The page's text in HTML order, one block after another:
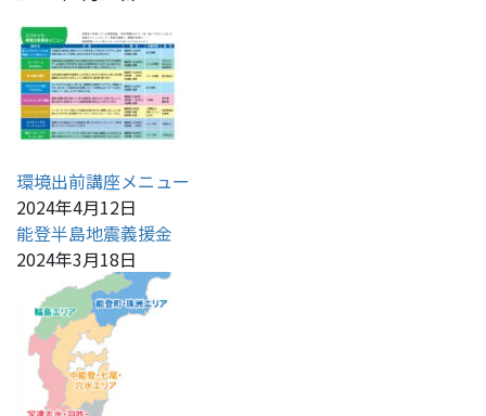
環境出前講座メニュー
2024年4月12日
能登半島地震義援金
2024年3月18日